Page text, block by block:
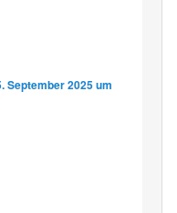
September 2025 um